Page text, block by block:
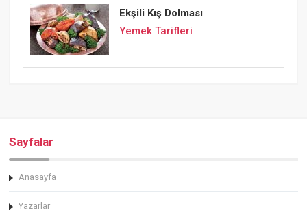
Ekşili Kış Dolması
Yemek Tarifleri
Sayfalar
Anasayfa
Yazarlar